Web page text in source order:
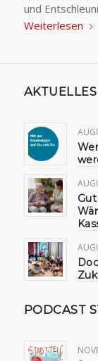
und
Weiterlesen
AKTUELLES
PODCAST